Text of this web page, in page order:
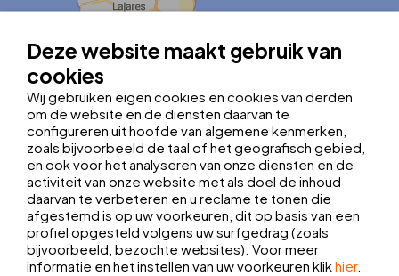
Tel.:+34 928 519 250
tropicalislandrecep1@thbhotels.com
Registratienummer: H-35/3/0070
Breedtegraad:28.871963
Lengtegraad: -13.825296
Kies je vertrekpunt:
LUCHTHAVEN
BUSSTATION
Deze website maakt gebruik van
cookies
Wij gebruiken eigen cookies en cookies van derden
om de website en de diensten daarvan te
configureren uit hoofde van algemene kenmerken,
zoals bijvoorbeeld de taal of het geografisch gebied,
en ook voor het analyseren van onze diensten en de
activiteit van onze website met als doel de inhoud
daarvan te verbeteren en u reclame te tonen die
afgestemd is op uw voorkeuren, dit op basis van een
profiel opgesteld volgens uw surfgedrag (zoals
bijvoorbeeld, bezochte websites). Voor meer
informatie en het instellen van uw voorkeuren klikhier.